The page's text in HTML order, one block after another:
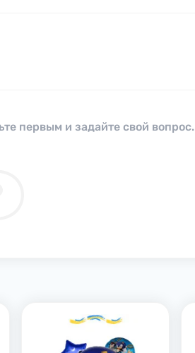
первым и задайте свой вопрос.